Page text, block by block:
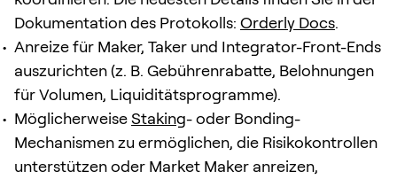
Dokumentation des Protokolls: Orderly Docs.
Anreize für Maker, Taker und Integrator-Front-Ends
auszurichten (z. B. Gebührenrabatte, Belohnungen
für Volumen, Liquiditätsprogramme).
MöglicherweiseStaking- oder Bonding-
Mechanismen zu ermöglichen, die Risikokontrollen
unterstützen oder Market Maker anreizen,